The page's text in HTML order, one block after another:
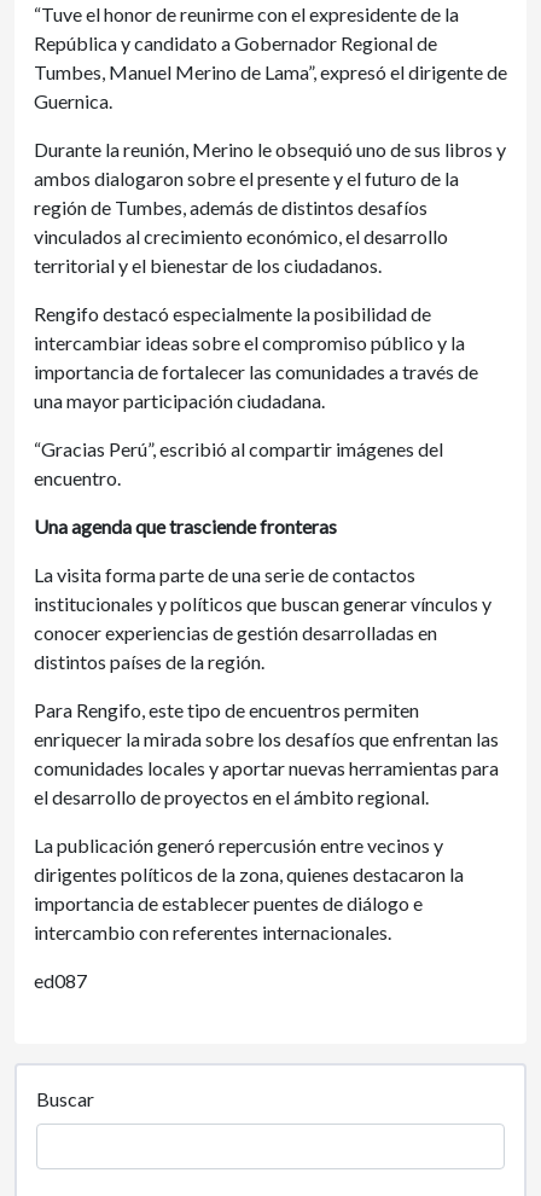
“Tuve el honor de reunirme con el expresidente de la
República y candidato a Gobernador Regional de
Tumbes, Manuel Merino de Lama”, expresó el dirigente de
Guernica.
Durante la reunión, Merino le obsequió uno de sus libros y
ambos dialogaron sobre el presente y el futuro de la
región de Tumbes, además de distintos desafíos
vinculados al crecimiento económico, el desarrollo
territorial y el bienestar de los ciudadanos.
Rengifo destacó especialmente la posibilidad de
intercambiar ideas sobre el compromiso público y la
importancia de fortalecer las comunidades a través de
una mayor participación ciudadana.
“Gracias Perú”, escribió al compartir imágenes del
encuentro.
Una agenda que trasciende fronteras
La visita forma parte de una serie de contactos
institucionales y políticos que buscan generar vínculos y
conocer experiencias de gestión desarrolladas en
distintos países de la región.
Para Rengifo, este tipo de encuentros permiten
enriquecer la mirada sobre los desafíos que enfrentan las
comunidades locales y aportar nuevas herramientas para
el desarrollo de proyectos en el ámbito regional.
La publicación generó repercusión entre vecinos y
dirigentes políticos de la zona, quienes destacaron la
importancia de establecer puentes de diálogo e
intercambio con referentes internacionales.
ed087
Buscar